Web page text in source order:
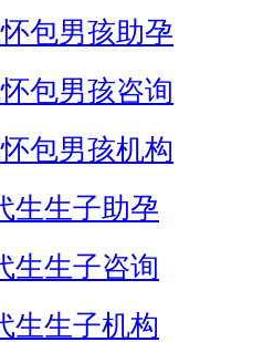
包男孩助孕
包男孩咨询
包男孩机构
生生子助孕
生生子咨询
生生子机构